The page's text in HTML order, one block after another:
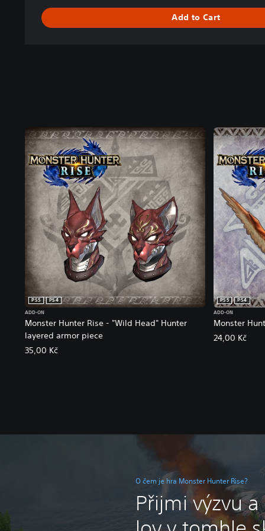
Add to Cart
Monster Hunter Rise - "Wild Head" Hunter
layered armor piece
PS5
PS4
ADD-ON
35,00 Kč
Monster
PS5
PS4
ADD-ON
24,00 Kč
O čem je hra Monster Hunter Rise?
Přijmi výzvu